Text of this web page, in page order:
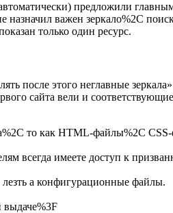
предложили
назначил важен зеркало%2C
только один ресурс.
после этого неглавные
сайта вели и
то как HTML-файлы%2C
всегда имеете доступ к
а конфигурационные файлы.
выдаче%3F